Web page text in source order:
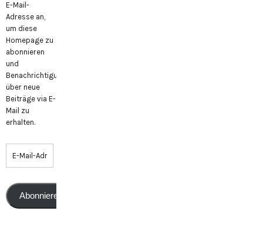
E-Mail-
Adresse an,
um diese
Homepage zu
abonnieren
und
Benachrichtigungen
über neue
Beiträge via E-
Mail zu
erhalten.
Abonnieren